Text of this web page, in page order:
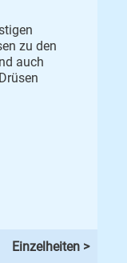
zu den
auch
Einzelheiten >